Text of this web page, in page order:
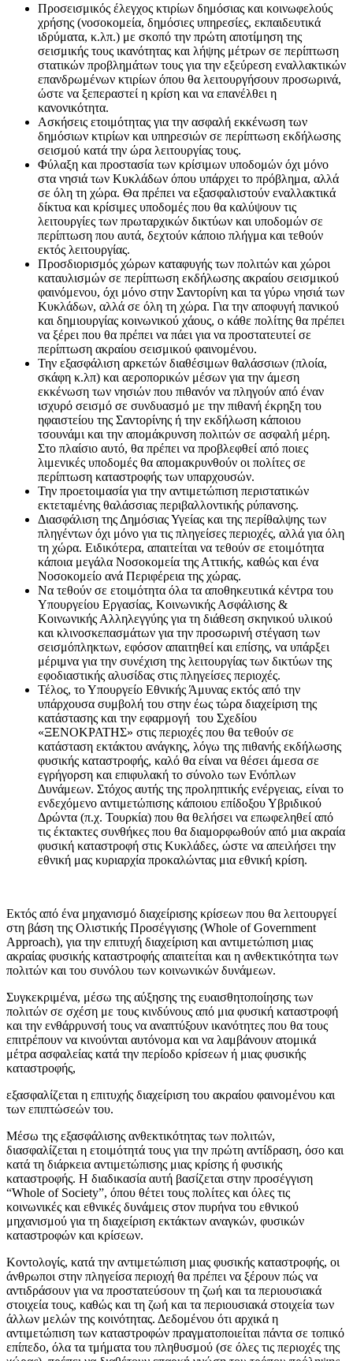
Προσεισμικός έλεγχος κτιρίων δημόσιας και κοινωφελούς
χρήσης (νοσοκομεία, δημόσιες υπηρεσίες, εκπαιδευτικά
ιδρύματα, κ.λπ.) με σκοπό την πρώτη αποτίμηση της
σεισμικής τους ικανότητας και λήψης μέτρων σε περίπτωση
στατικών προβλημάτων τους για την εξεύρεση εναλλακτικών
επανδρωμένων κτιρίων όπου θα λειτουργήσουν προσωρινά,
ώστε να ξεπεραστεί η κρίση και να επανέλθει η
κανονικότητα.
Ασκήσεις ετοιμότητας για την ασφαλή εκκένωση των
δημόσιων κτιρίων και υπηρεσιών σε περίπτωση εκδήλωσης
σεισμού κατά την ώρα λειτουργίας τους.
Φύλαξη και προστασία των κρίσιμων υποδομών όχι μόνο
στα νησιά των Κυκλάδων όπου υπάρχει το πρόβλημα, αλλά
σε όλη τη χώρα. Θα πρέπει να εξασφαλιστούν εναλλακτικά
δίκτυα και κρίσιμες υποδομές που θα καλύψουν τις
λειτουργίες των πρωταρχικών δικτύων και υποδομών σε
περίπτωση που αυτά, δεχτούν κάποιο πλήγμα και τεθούν
εκτός λειτουργίας.
Προσδιορισμός χώρων καταφυγής των πολιτών και χώροι
καταυλισμών σε περίπτωση εκδήλωσης ακραίου σεισμικού
φαινόμενου, όχι μόνο στην Σαντορίνη και τα γύρω νησιά των
Κυκλάδων, αλλά σε όλη τη χώρα. Για την αποφυγή πανικού
και δημιουργίας κοινωνικού χάους, ο κάθε πολίτης θα πρέπει
να ξέρει που θα πρέπει να πάει για να προστατευτεί σε
περίπτωση ακραίου σεισμικού φαινομένου.
Την εξασφάλιση αρκετών διαθέσιμων θαλάσσιων (πλοία,
σκάφη κ.λπ) και αεροπορικών μέσων για την άμεση
εκκένωση των νησιών που πιθανόν να πληγούν από έναν
ισχυρό σεισμό σε συνδυασμό με την πιθανή έκρηξη του
ηφαιστείου της Σαντορίνης ή την εκδήλωση κάποιου
τσουνάμι και την απομάκρυνση πολιτών σε ασφαλή μέρη.
Στο πλαίσιο αυτό, θα πρέπει να προβλεφθεί από ποιες
λιμενικές υποδομές θα απομακρυνθούν οι πολίτες σε
περίπτωση καταστροφής των υπαρχουσών.
Την προετοιμασία για την αντιμετώπιση περιστατικών
εκτεταμένης θαλάσσιας περιβαλλοντικής ρύπανσης.
Διασφάλιση της Δημόσιας Υγείας και της περίθαλψης των
πληγέντων όχι μόνο για τις πληγείσες περιοχές, αλλά για όλη
τη χώρα. Ειδικότερα, απαιτείται να τεθούν σε ετοιμότητα
κάποια μεγάλα Νοσοκομεία της Αττικής, καθώς και ένα
Νοσοκομείο ανά Περιφέρεια της χώρας.
Να τεθούν σε ετοιμότητα όλα τα αποθηκευτικά κέντρα του
Υπουργείου Εργασίας, Κοινωνικής Ασφάλισης &
Κοινωνικής Αλληλεγγύης για τη διάθεση σκηνικού υλικού
και κλινοσκεπασμάτων για την προσωρινή στέγαση των
σεισμόπληκτων, εφόσον απαιτηθεί και επίσης, να υπάρξει
μέριμνα για την συνέχιση της λειτουργίας των δικτύων της
εφοδιαστικής αλυσίδας στις πληγείσες περιοχές.
Τέλος, το Υπουργείο Εθνικής Άμυνας εκτός από την
υπάρχουσα συμβολή του στην έως τώρα διαχείριση της
κατάστασης και την εφαρμογή του Σχεδίου
«ΞΕΝΟΚΡΑΤΗΣ» στις περιοχές που θα τεθούν σε
κατάσταση εκτάκτου ανάγκης, λόγω της πιθανής εκδήλωσης
φυσικής καταστροφής, καλό θα είναι να θέσει άμεσα σε
εγρήγορση και επιφυλακή το σύνολο των Ενόπλων
Δυνάμεων. Στόχος αυτής της προληπτικής ενέργειας, είναι το
ενδεχόμενο αντιμετώπισης κάποιου επίδοξου Υβριδικού
Δρώντα (π.χ. Τουρκία) που θα θελήσει να επωφεληθεί από
τις έκτακτες συνθήκες που θα διαμορφωθούν από μια ακραία
φυσική καταστροφή στις Κυκλάδες, ώστε να απειλήσει την
εθνική μας κυριαρχία προκαλώντας μια εθνική κρίση.
Εκτός από ένα μηχανισμό διαχείρισης κρίσεων που θα λειτουργεί
στη βάση της Ολιστικής Προσέγγισης (Whole of Government
Approach), για την επιτυχή διαχείριση και αντιμετώπιση μιας
ακραίας φυσικής καταστροφής απαιτείται και η ανθεκτικότητα των
πολιτών και του συνόλου των κοινωνικών δυνάμεων.
Συγκεκριμένα, μέσω της αύξησης της ευαισθητοποίησης των
πολιτών σε σχέση με τους κινδύνους από μια φυσική καταστροφή
και την ενθάρρυνσή τους να αναπτύξουν ικανότητες που θα τους
επιτρέπουν να κινούνται αυτόνομα και να λαμβάνουν ατομικά
μέτρα ασφαλείας κατά την περίοδο κρίσεων ή μιας φυσικής
καταστροφής,
εξασφαλίζεται η επιτυχής διαχείριση του ακραίου φαινομένου και
των επιπτώσεών του.
Μέσω της εξασφάλισης ανθεκτικότητας των πολιτών,
διασφαλίζεται η ετοιμότητά τους για την πρώτη αντίδραση, όσο και
κατά τη διάρκεια αντιμετώπισης μιας κρίσης ή φυσικής
καταστροφής. Η διαδικασία αυτή βασίζεται στην προσέγγιση
“Whole of Society”, όπου θέτει τους πολίτες και όλες τις
κοινωνικές και εθνικές δυνάμεις στον πυρήνα του εθνικού
μηχανισμού για τη διαχείριση εκτάκτων αναγκών, φυσικών
καταστροφών και κρίσεων.
Κοντολογίς, κατά την αντιμετώπιση μιας φυσικής καταστροφής, οι
άνθρωποι στην πληγείσα περιοχή θα πρέπει να ξέρουν πώς να
αντιδράσουν για να προστατεύσουν τη ζωή και τα περιουσιακά
στοιχεία τους, καθώς και τη ζωή και τα περιουσιακά στοιχεία των
άλλων μελών της κοινότητας. Δεδομένου ότι αρχικά η
αντιμετώπιση των καταστροφών πραγματοποιείται πάντα σε τοπικό
επίπεδο, όλα τα τμήματα του πληθυσμού (σε όλες τις περιοχές της